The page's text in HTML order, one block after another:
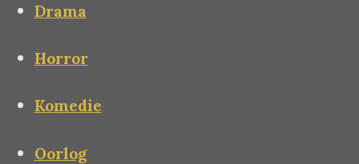
Drama
Horror
Komedie
Oorlog